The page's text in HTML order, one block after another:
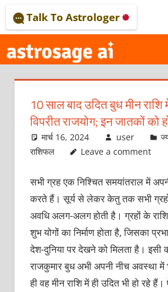
to
content
–
Talk To Astrologer
10 साल बाद उदित बुध मीन राशि
विपरीत राजयोग; इन जातकों को
मार्च 16, 2024 user
राशिफल
Leave a comment
सभी ग्रह एक निश्चित समयांतराल में
करते हैं। सूर्य से लेकर केतु तक सभी ग्रहों
अवधि अलग-अलग होती है। ग्रहों के
शुभ योगों का निर्माण होता है, जिसका
देश-दुनिया पर देखने को मिलता है। इसी
राजकुमार बुध अभी अपनी नीच अवस्था
ही वह मीन राशि में ही उदित भी हो रहे